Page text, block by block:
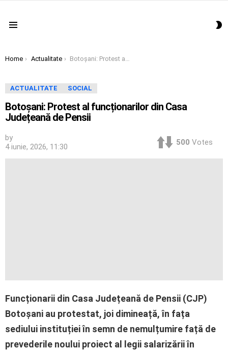
You are here:
Home Actualitate Botoșani: Protest al funcționarilor din Casa Județeană de Pensii
ACTUALITATE SOCIAL
Botoșani: Protest al funcționarilor din Casa
Județeană de Pensii
by
4 iunie, 2026, 11:30
500 Votes
Funcționarii din Casa Județeană de Pensii (CJP)
Botoșani au protestat, joi dimineață, în fața
sediului instituției în semn de nemulțumire față de
prevederile noului proiect al legii salarizării în